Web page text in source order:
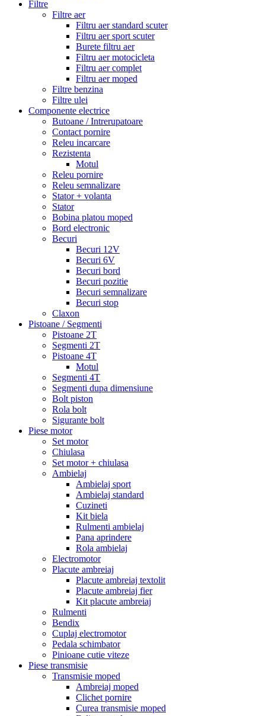
Filtre
Filtre aer
Filtru aer standard scuter
Filtru aer sport scuter
Burete filtru aer
Filtru aer motocicleta
Filtru aer complet
Filtru aer moped
Filtre benzina
Filtre ulei
Componente electrice
Butoane / Intrerupatoare
Contact pornire
Releu incarcare
Rezistenta
Motul
Releu pornire
Releu semnalizare
Stator + volanta
Stator
Bobina platou moped
Bord electronic
Becuri
Becuri 12V
Becuri 6V
Becuri bord
Becuri pozitie
Becuri semnalizare
Becuri stop
Claxon
Pistoane / Segmenti
Pistoane 2T
Segmenti 2T
Pistoane 4T
Motul
Segmenti 4T
Segmenti dupa dimensiune
Bolt piston
Rola bolt
Sigurante bolt
Piese motor
Set motor
Chiulasa
Set motor + chiulasa
Ambielaj
Ambielaj sport
Ambielaj standard
Cuzineti
Kit biela
Rulmenti ambielaj
Pana aprindere
Rola ambielaj
Electromotor
Placute ambreiaj
Placute ambreiaj textolit
Placute ambreiaj fier
Kit placute ambreiaj
Rulmenti
Bendix
Cuplaj electromotor
Pedala schimbator
Pinioane cutie viteze
Piese transmisie
Transmisie moped
Ambreiaj moped
Clichet pornire
Curea transmisie moped